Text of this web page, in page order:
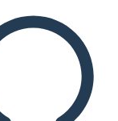
DIAPOZITIVE